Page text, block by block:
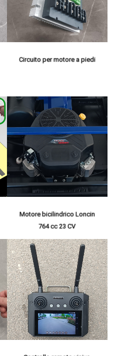
Circuito per motore a piedi
Motore bicilindrico Loncin
764 cc 23 CV